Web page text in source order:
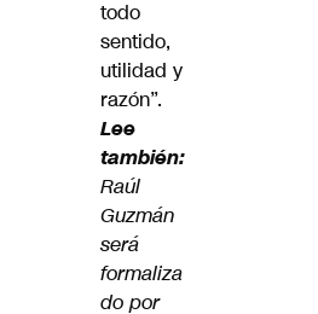
todo
sentido,
utilidad y
razón”.
Lee
también:
Raúl
Guzmán
será
formaliza
do por